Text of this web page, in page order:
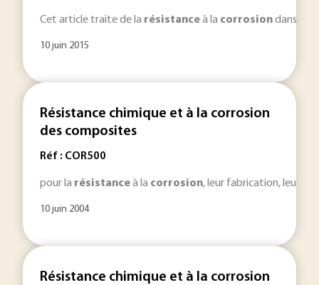
Cet article traite de la résistanceà la corrosiondans les
10 juin 2015
Résistance chimique et à la corrosion
des composites
Réf : COR500
pour la résistanceà la corrosion, leur fabrication, leurs
10 juin 2004
Résistance chimique et à la corrosion